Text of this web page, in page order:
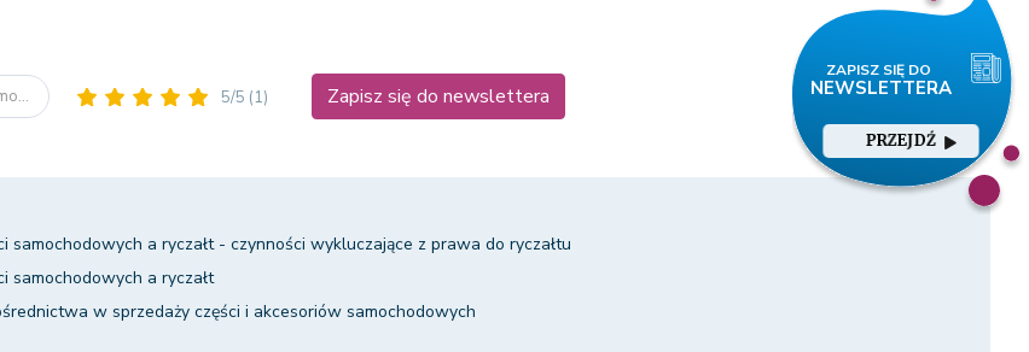
PRZEJDŹ
5/5 (1) Zapisz się do newslettera
samochodowych a ryczałt - czynności wykluczające z prawa do ryczałtu
samochodowych a ryczałt
w sprzedaży części i akcesoriów samochodowych